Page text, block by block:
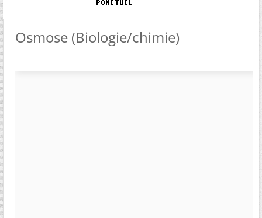
Osmose (Biologie/chimie)